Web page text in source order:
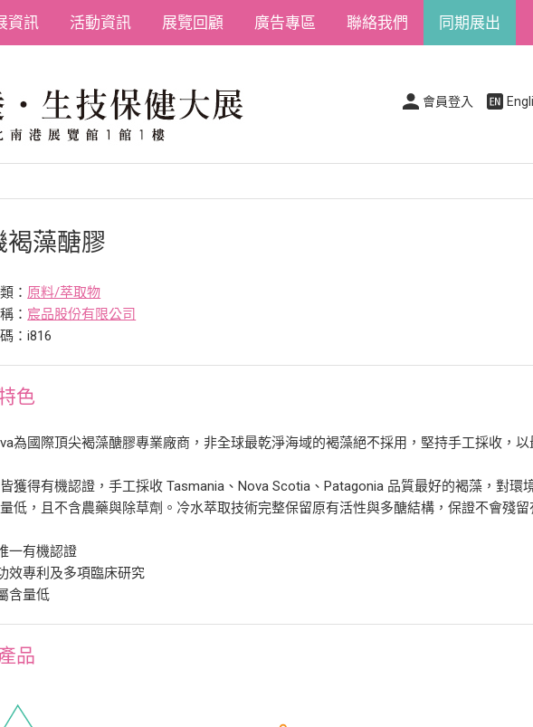
資訊 活動資訊 展覽回顧 廣告專區 聯絡我們 同期展出
會員登入
褐藻醣膠
： 原料/萃取物
： 宸品股份有限公司
：i816
色
為國際頂尖褐藻醣膠專業廠商，非全球最乾淨海域的褐藻絕不採用，堅持手工採收，
獲得有機認證，手工採收 Tasmania、Nova Scotia、Patagonia 品質最好的褐藻，對環
低，且不含農藥與除草劑。冷水萃取技術完整保留原有活性與多醣結構，保證不會殘留
一有機認證
效專利及多項臨床研究
含量低
品